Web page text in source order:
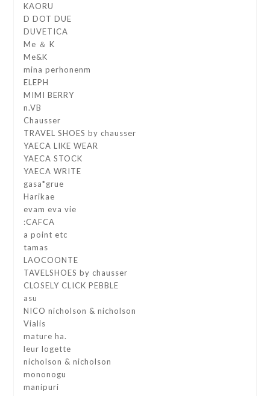
KAORU
D DOT DUE
DUVETICA
Me ＆ K
Me&K
mina perhonenm
ELEPH
MIMI BERRY
n.VB
Chausser
TRAVEL SHOES by chausser
YAECA LIKE WEAR
YAECA STOCK
YAECA WRITE
gasa*grue
Harikae
evam eva vie
:CAFCA
a point etc
tamas
LAOCOONTE
TAVELSHOES by chausser
CLOSELY CLICK PEBBLE
asu
NICO nicholson & nicholson
Vialis
mature ha.
leur logette
nicholson & nicholson
mononogu
manipuri